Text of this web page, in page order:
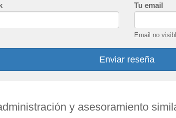
Tu email
Email no
Enviar reseña
y asesoramiento